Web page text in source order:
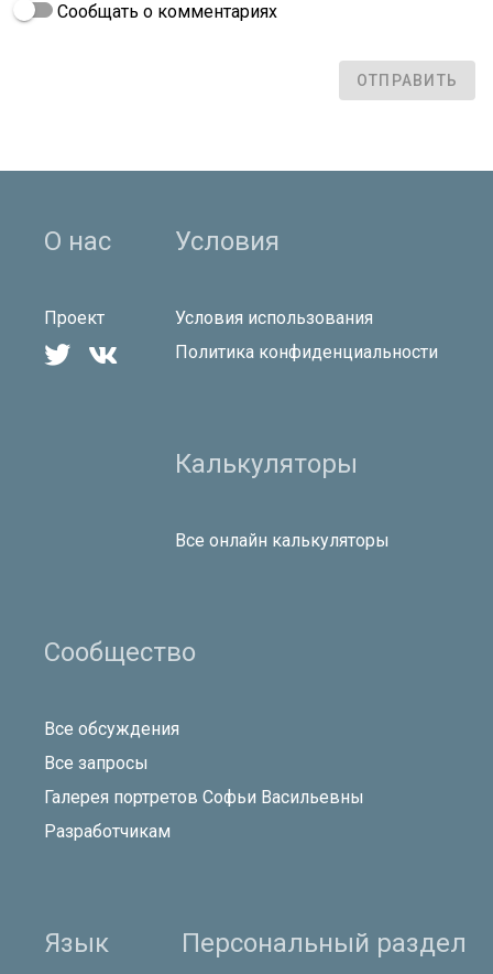
Сообщать о комментариях
ОТПРАВИТЬ
О нас
Проект
 
Условия
Условия использования
Политика конфиденциальности
Калькуляторы
Все онлайн калькуляторы
Сообщество
Все обсуждения
Все запросы
Галерея портретов Софьи Васильевны
Разработчикам
Язык Персональный раздел